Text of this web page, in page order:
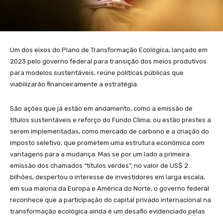
Um dos eixos do Plano de Transformação Ecológica, lançado em
2023 pelo governo federal para transição dos meios produtivos
para modelos sustentáveis, reúne políticas públicas que
viabilizarão financeiramente a estratégia.
São ações que já estão em andamento, como a emissão de
títulos sustentáveis e reforço do Fundo Clima; ou estão prestes a
serem implementadas, como mercado de carbono e a criação do
imposto seletivo, que prometem uma estrutura econômica com
vantagens para a mudança. Mas se por um lado a primeira
emissão dos chamados “títulos verdes”, no valor de US$ 2
bilhões, despertou o interesse de investidores em larga escala,
em sua maioria da Europa e América do Norte, o governo federal
reconhece que a participação do capital privado internacional na
transformação ecológica ainda é um desafio evidenciado pelas